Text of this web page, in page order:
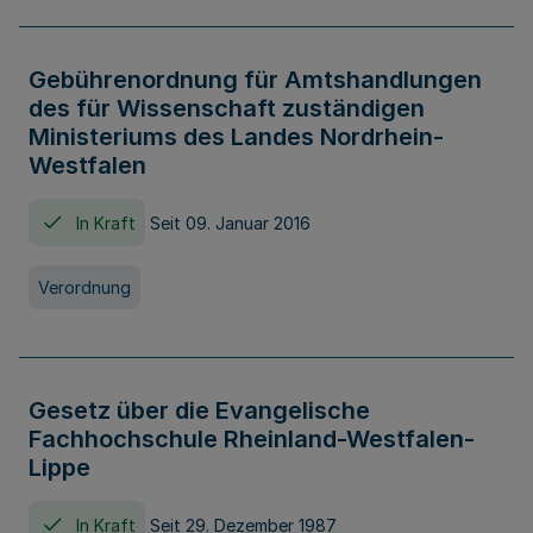
Gebührenordnung für Amtshandlungen
des für Wissenschaft zuständigen
Ministeriums des Landes Nordrhein-
Westfalen
In Kraft Seit 09. Januar 2016
Verordnung
Gesetz über die Evangelische
Fachhochschule Rheinland-Westfalen-
Lippe
In Kraft Seit 29. Dezember 1987